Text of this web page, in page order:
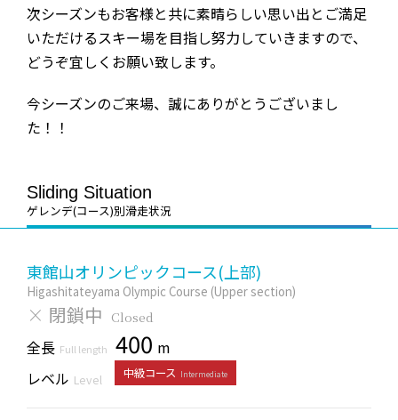
次シーズンもお客様と共に素晴らしい思い出とご満足
いただけるスキー場を目指し努力していきますので、
どうぞ宜しくお願い致します。
今シーズンのご来場、誠にありがとうございまし
た！！
Sliding Situation
ゲレンデ(コース)別滑走状況
東館山オリンピックコース(上部)
Higashitateyama Olympic Course (Upper section)
× 閉鎖中 Closed
全長 Full length 400 m
レベル Level 中級コース Intermediate